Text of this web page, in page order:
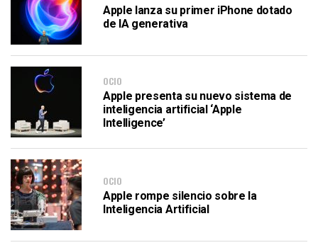
Apple lanza su primer iPhone dotado
de IA generativa
OCIO
Apple presenta su nuevo sistema de
inteligencia artificial ‘Apple
Intelligence’
OCIO
Apple rompe silencio sobre la
Inteligencia Artificial